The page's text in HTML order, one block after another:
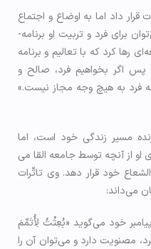
داد اما به اوضاع و اجتماع
بی­‌توجه بود و از آن غفلت ورزید. نمی­‌توان برای فرد و تربیت او برنامه‌­
رها کرد که با تعالیم و برنامه­‌
اگر بخواهیم فرد، صالح و
فرد به هیچ وجه مجاز نیست.»
مسیر زندگی خود است، اما
او از آن­چه توسط جامعه القا می­‌
خود قرار دهد. وی تاثّرات
می‌داند:
خود می‌‌گوید «بُعِثْتُ لِأُتَمِّمَ
مصنویت دارد و می‌‌توان آن را